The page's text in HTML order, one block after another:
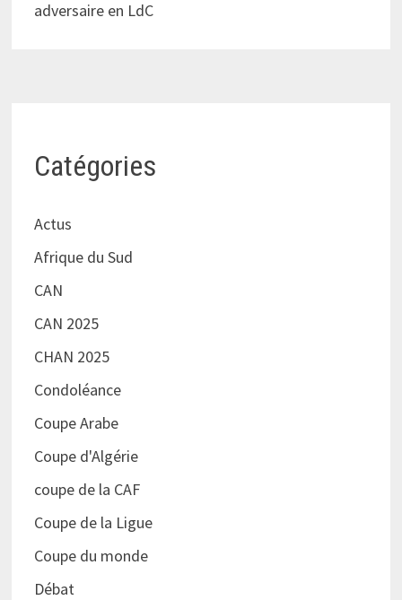
adversaire en LdC
Catégories
Actus
Afrique du Sud
CAN
CAN 2025
CHAN 2025
Condoléance
Coupe Arabe
Coupe d'Algérie
coupe de la CAF
Coupe de la Ligue
Coupe du monde
Débat